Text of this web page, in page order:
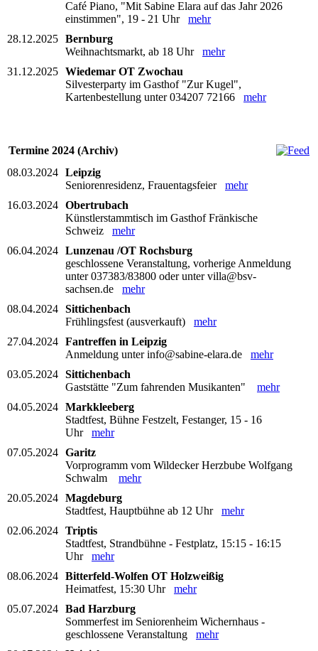
Café Piano, "Mit Sabine Elara auf das Jahr 2026
einstimmen", 19 - 21 Uhr mehr
28.12.2025 Bernburg
Weihnachtsmarkt, ab 18 Uhr mehr
31.12.2025 Wiedemar OT Zwochau
Silvesterparty im Gasthof "Zur Kugel",
Kartenbestellung unter 034207 72166 mehr
Termine 2024 (Archiv)
08.03.2024 Leipzig
Seniorenresidenz, Frauentagsfeier mehr
16.03.2024 Obertrubach
Künstlerstammtisch im Gasthof Fränkische
Schweiz mehr
06.04.2024 Lunzenau /OT Rochsburg
geschlossene Veranstaltung, vorherige Anmeldung
unter 037383/83800 oder unter villa@bsv-
sachsen.de mehr
08.04.2024 Sittichenbach
Frühlingsfest (ausverkauft) mehr
27.04.2024 Fantreffen in Leipzig
Anmeldung unter info@sabine-elara.de mehr
03.05.2024 Sittichenbach
Gaststätte "Zum fahrenden Musikanten" mehr
04.05.2024 Markkleeberg
Stadtfest, Bühne Festzelt, Festanger, 15 - 16
Uhr mehr
07.05.2024 Garitz
Vorprogramm vom Wildecker Herzbube Wolfgang
Schwalm mehr
20.05.2024 Magdeburg
Stadtfest, Hauptbühne ab 12 Uhr mehr
02.06.2024 Triptis
Stadtfest, Strandbühne - Festplatz, 15:15 - 16:15
Uhr mehr
08.06.2024 Bitterfeld-Wolfen OT Holzweißig
Heimatfest, 15:30 Uhr mehr
05.07.2024 Bad Harzburg
Sommerfest im Seniorenheim Wichernhaus -
geschlossene Veranstaltung mehr